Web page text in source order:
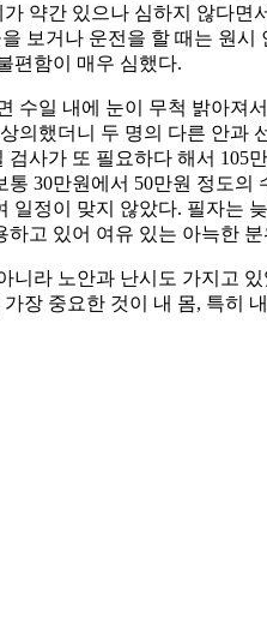
약간 있으나 심하지 않다
보거나 운전을 할 때는 원
편함이 매우 심했다.
수일 내에 눈이 무척 밝아
의했더니 두 명의 다른 안과
사가 또 필요하다 해서
30만원에서 50만원 정도
일정이 맞지 않았다. 필자는
고 있어 여유 있는 아늑한
니라 노안과 난시도 가지고
장 중요한 것이 내 몸, 특히